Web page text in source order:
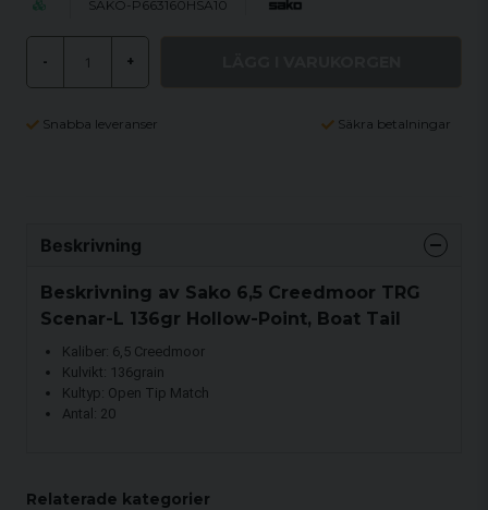
SAKO-P663160HSA10
- +
Snabba leveranser Säkra betalningar
Beskrivning
Beskrivning av Sako 6,5 Creedmoor TRG
Scenar-L 136gr Hollow-Point, Boat Tail
Kaliber: 6,5 Creedmoor
Kulvikt: 136grain
Kultyp: Open Tip Match
Antal: 20
Relaterade kategorier